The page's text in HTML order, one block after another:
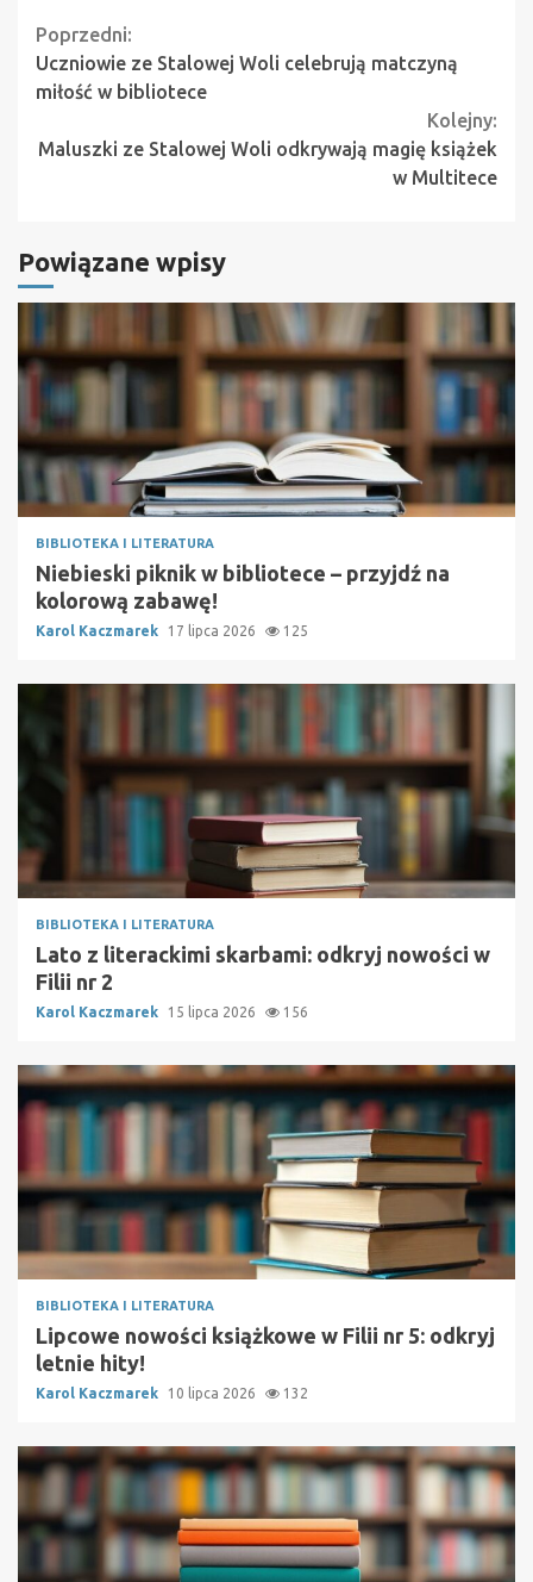
Continue
Reading
Poprzedni:
Uczniowie ze Stalowej Woli celebrują matczyną
miłość w bibliotece
Kolejny:
Maluszki ze Stalowej Woli odkrywają magię książek
w Multitece
Powiązane wpisy
BIBLIOTEKA I LITERATURA
Niebieski piknik w bibliotece – przyjdź na
kolorową zabawę!
Karol Kaczmarek 17 lipca 2026 125
BIBLIOTEKA I LITERATURA
Lato z literackimi skarbami: odkryj nowości w
Filii nr 2
Karol Kaczmarek 15 lipca 2026 156
BIBLIOTEKA I LITERATURA
Lipcowe nowości książkowe w Filii nr 5: odkryj
letnie hity!
Karol Kaczmarek 10 lipca 2026 132